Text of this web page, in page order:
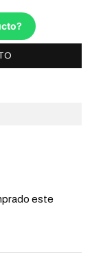
este